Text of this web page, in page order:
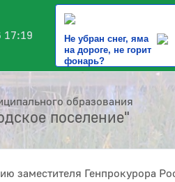
17:19
Не убран снег, яма
на дороге, не горит
фонарь?
образования
поселение"
заместителя Генпрокурора